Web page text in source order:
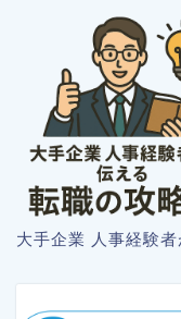
大手企業 人事経験